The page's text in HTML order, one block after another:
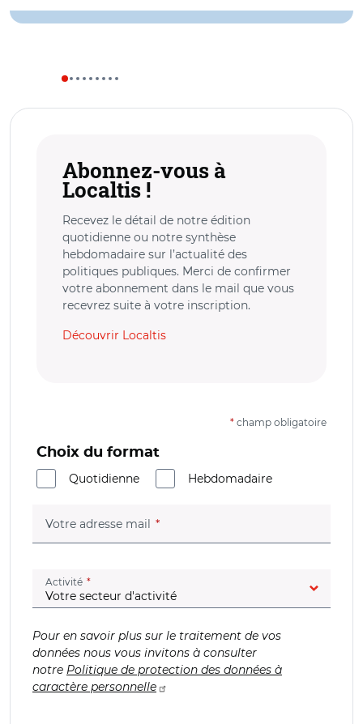
Abonnez-vous à
Localtis !
Recevez le détail de notre édition
quotidienne ou notre synthèse
hebdomadaire sur l’actualité des
politiques publiques. Merci de confirmer
votre abonnement dans le mail que vous
recevrez suite à votre inscription.
Découvrir Localtis
* champ obligatoire
Choix du format
Quotidienne
Hebdomadaire
Votre adresse mail (champ obligatoire)
Activité (champ obligatoire)
Pour en savoir plus sur le traitement de vos
données nous vous invitons à consulter
notre Politique de protection des données à
caractère personnelle